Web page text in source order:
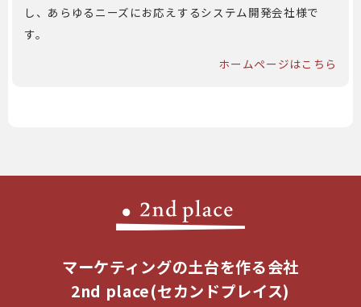
し、あらゆるニーズにお応えするシステム開発会社様で
す。
ホームページはこちら
マーケティングの土台を作る会社
2nd place(セカンドプレイス)